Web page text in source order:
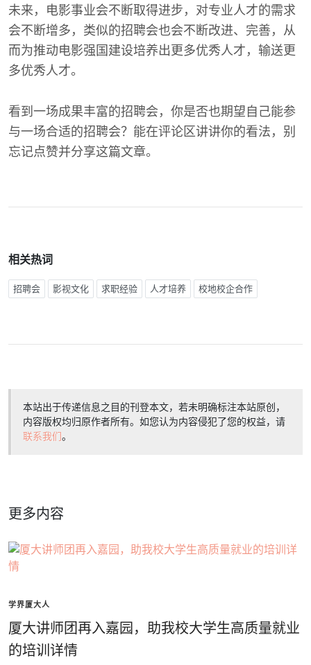
未来，电影事业会不断取得进步，对专业人才的需求
会不断增多，类似的招聘会也会不断改进、完善，从
而为推动电影强国建设培养出更多优秀人才，输送更
多优秀人才。
看到一场成果丰富的招聘会，你是否也期望自己能参
与一场合适的招聘会？能在评论区讲讲你的看法，别
忘记点赞并分享这篇文章。
相关热词
招聘会 影视文化 求职经验 人才培养 校地校企合作
本站出于传递信息之目的刊登本文，若未明确标注本站原创，
内容版权均归原作者所有。如您认为内容侵犯了您的权益，请
联系我们。
更多内容
学界厦大人
厦大讲师团再入嘉园，助我校大学生高质量就业
的培训详情